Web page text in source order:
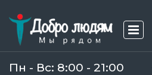
Пн - Вс: 8:00 - 21:00